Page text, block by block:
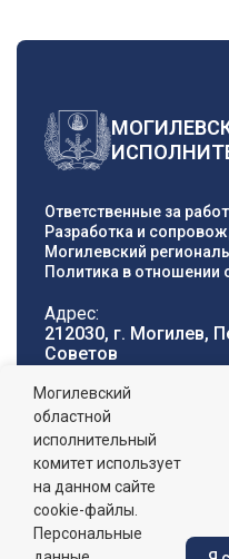
Ответственные за
Разработка и
Могилевский
Политика в отношении
Адрес:
212030, г. Могилев,
Cоветов
Телефон горячей
линии:
8 (0222) 71-32-55
График работы:
пн-пт: 8.00 - 17.00,
обеденный перерыв:
Могилевский
областной
исполнительный
комитет использует
на данном сайте
cookie-файлы.
Персональные